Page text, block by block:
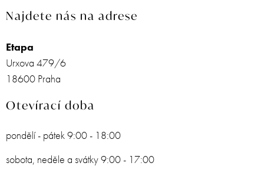
Najdete nás na adrese
Etapa
Urxova 479/6
18600 Praha
Otevírací doba
pondělí - pátek 9:00 - 18:00
sobota, neděle a svátky 9:00 - 17:00